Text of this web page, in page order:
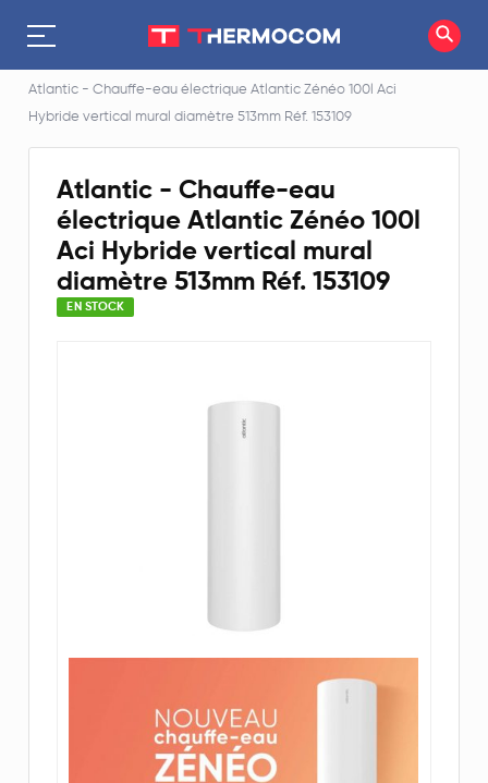
Atlantic - Chauffe-eau électrique Atlantic Zénéo 100l Aci
Hybride vertical mural diamètre 513mm Réf. 153109
Atlantic - Chauffe-eau
électrique Atlantic Zénéo 100l
Aci Hybride vertical mural
diamètre 513mm Réf. 153109
EN STOCK